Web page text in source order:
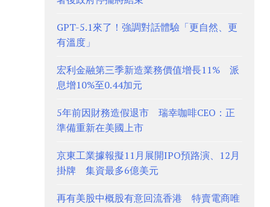
GPT-5.1來了！強調對話體驗「更自然、更
有溫度」
宏利金融第三季新造業務價值增長11% 派
息增10%至0.44加元
5年前因財務造假退市 瑞幸咖啡CEO：正
準備重新在美國上市
京東工業據報擬11月展開IPO預路演、12月
掛牌 集資最多6億美元
再有美股中概股有意回流香港 特賣電商唯